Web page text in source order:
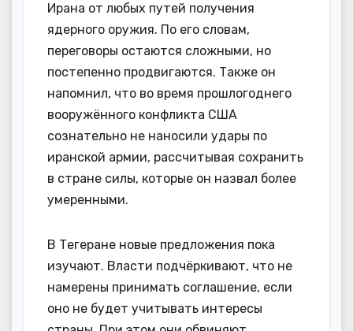
Ирана от любых путей получения
ядерного оружия. По его словам,
переговоры остаются сложными, но
постепенно продвигаются. Также он
напомнил, что во время прошлогоднего
вооружённого конфликта США
сознательно не наносили удары по
иранской армии, рассчитывая сохранить
в стране силы, которые он назвал более
умеренными.
В Тегеране новые предложения пока
изучают. Власти подчёркивают, что не
намерены принимать соглашение, если
оно не будет учитывать интересы